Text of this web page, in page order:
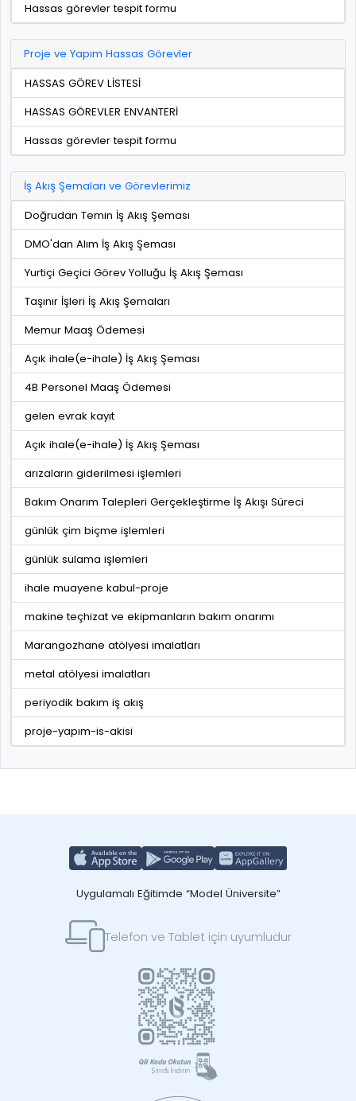
Hassas görevler tespit formu
Proje ve Yapım Hassas Görevler
HASSAS GÖREV LİSTESİ
HASSAS GÖREVLER ENVANTERİ
Hassas görevler tespit formu
İş Akış Şemaları ve Görevlerimiz
Doğrudan Temin İş Akış Şeması
DMO'dan Alım İş Akış Şeması
Yurtiçi Geçici Görev Yolluğu İş Akış Şeması
Taşınır İşleri İş Akış Şemaları
Memur Maaş Ödemesi
Açık ihale(e-ihale) İş Akış Şeması
4B Personel Maaş Ödemesi
gelen evrak kayıt
Açık ihale(e-ihale) İş Akış Şeması
arızaların giderilmesi işlemleri
Bakım Onarım Talepleri Gerçekleştirme İş Akışı Süreci
günlük çim biçme işlemleri
günlük sulama işlemleri
ihale muayene kabul-proje
makine teçhizat ve ekipmanların bakım onarımı
Marangozhane atölyesi imalatları
metal atölyesi imalatları
periyodik bakım iş akış
proje-yapım-is-akisi
Uygulamalı Eğitimde “Model Üniversite”
Telefon ve Tablet için uyumludur